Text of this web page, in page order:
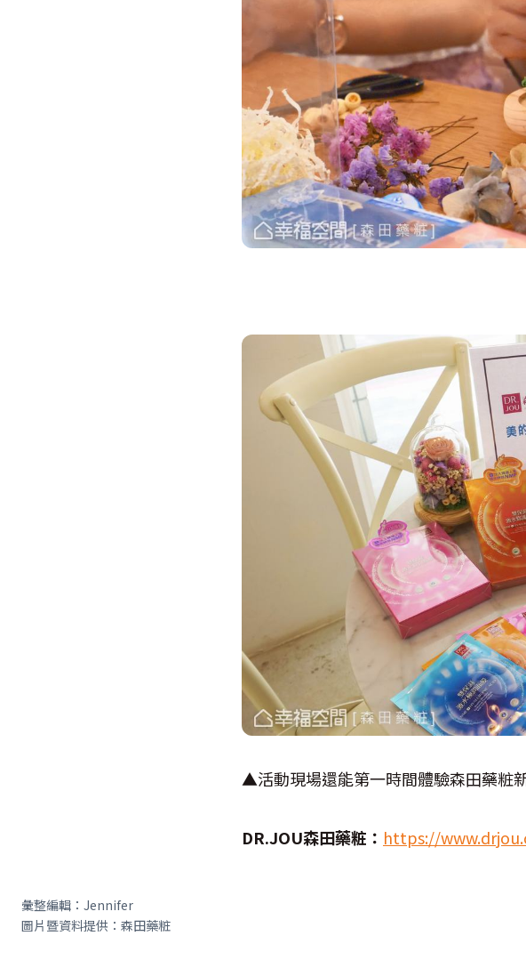
▲活動現場還能第一時間體驗森田藥粧
DR.JOU森田藥粧： https://
彙整編輯：Jennifer
圖片暨資料提供：森田藥粧